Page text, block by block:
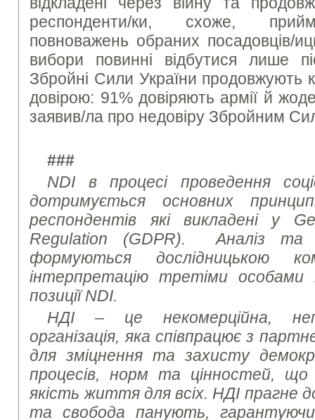
респонденти/ки, схоже,
повноважень обраних посадовців/
вибори повинні відбутися лише
Збройні Сили України продовжують
довірою: 91% довіряють армії й
заявив/ла про недовіру Збройним
###
NDI в процесі проведення
дотримується основних
респондентів які викладені у
Regulation (GDPR). Аналіз та
формуються дослідницькою
інтерпретацію третіми особами
позиції NDI.
НДІ – це некомерційна,
організація, яка співпрацює з
для зміцнення та захисту
процесів, норм та цінностей,
якість життя для всіх. НДІ прагне
та свобода панують, гарантуючи